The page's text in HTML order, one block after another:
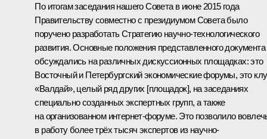
По итогам заседания нашего Совета в июне 2015 года
Правительству совместно с президиумом Совета было
поручено разработать Стратегию научно-технологического
развития. Основные положения представленного документа
обсуждались на различных дискуссионных площадках: это
Восточный и Петербургский экономические форумы, это
«Валдай», целый ряд других [площадок], на заседаниях
специально созданных экспертных групп, а также
на организованном интернет-форуме. Это позволило
в работу более трёх тысяч экспертов из научно-